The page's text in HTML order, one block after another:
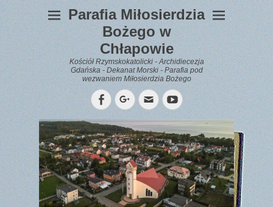
Parafia Miłosierdzia
Bożego w
Chłapowie
Kościół Rzymskokatolicki - Archidiecezja
Gdańska - Dekanat Morski - Parafia pod
wezwaniem Miłosierdzia Bożego
FacebookGoogleplus
EmailYouTube